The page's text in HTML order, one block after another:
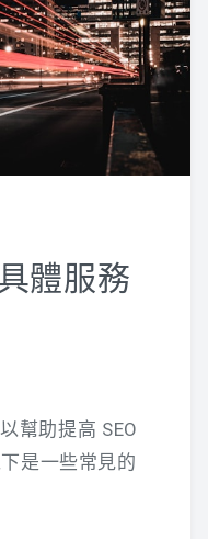
體服務
幫助提高 SEO
是一些常見的